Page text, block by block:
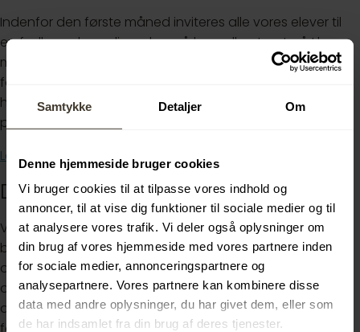
Samtykke Detaljer Om
Denne hjemmeside bruger cookies
Vi bruger cookies til at tilpasse vores indhold og
annoncer, til at vise dig funktioner til sociale medier og til
at analysere vores trafik. Vi deler også oplysninger om
din brug af vores hjemmeside med vores partnere inden
for sociale medier, annonceringspartnere og
analysepartnere. Vores partnere kan kombinere disse
data med andre oplysninger, du har givet dem, eller som
de har indsamlet fra din brug af deres tjenester.
Indenfor den første måned inviteres alle vores elever til
en fælles onboarding-dag på hovedkontoret, så I har
mødt hinanden inden første skoleophold. Efter
fagprøven inviteres alle vores elever igen ind på
hovedkontoret, hvor resultaterne af fagprøven
præsenteres for ledelsen efterfulgt af en fejring.
Læs mere om uddannelsen her!
Din fremtid
Vores mål er at uddanne dygtige salgstalenter som
brænder for en karriere i Silvan. Udviser du engagement
og ambitioner, er der ingen grænser for, hvad du kan
opnå hos os efter endt uddannelse. Vi bestræber os
altid på at fastholde vores færdiguddannede elever og